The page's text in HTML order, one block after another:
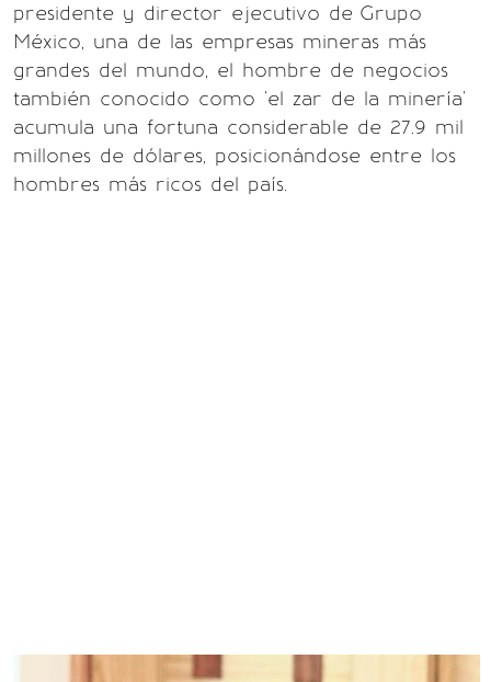
presidente y director ejecutivo de Grupo
México, una de las empresas mineras más
grandes del mundo, el hombre de negocios
también conocido como 'el zar de la minería'
acumula una fortuna considerable de 27.9 mil
millones de dólares, posicionándose entre los
hombres más ricos del país.